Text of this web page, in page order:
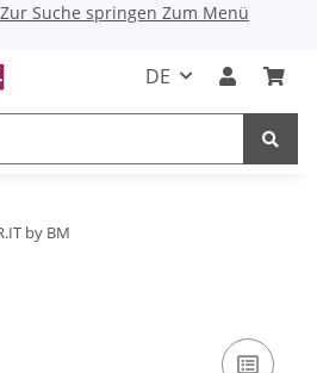
Zur Suche springen Zum Menü
DE
by BM